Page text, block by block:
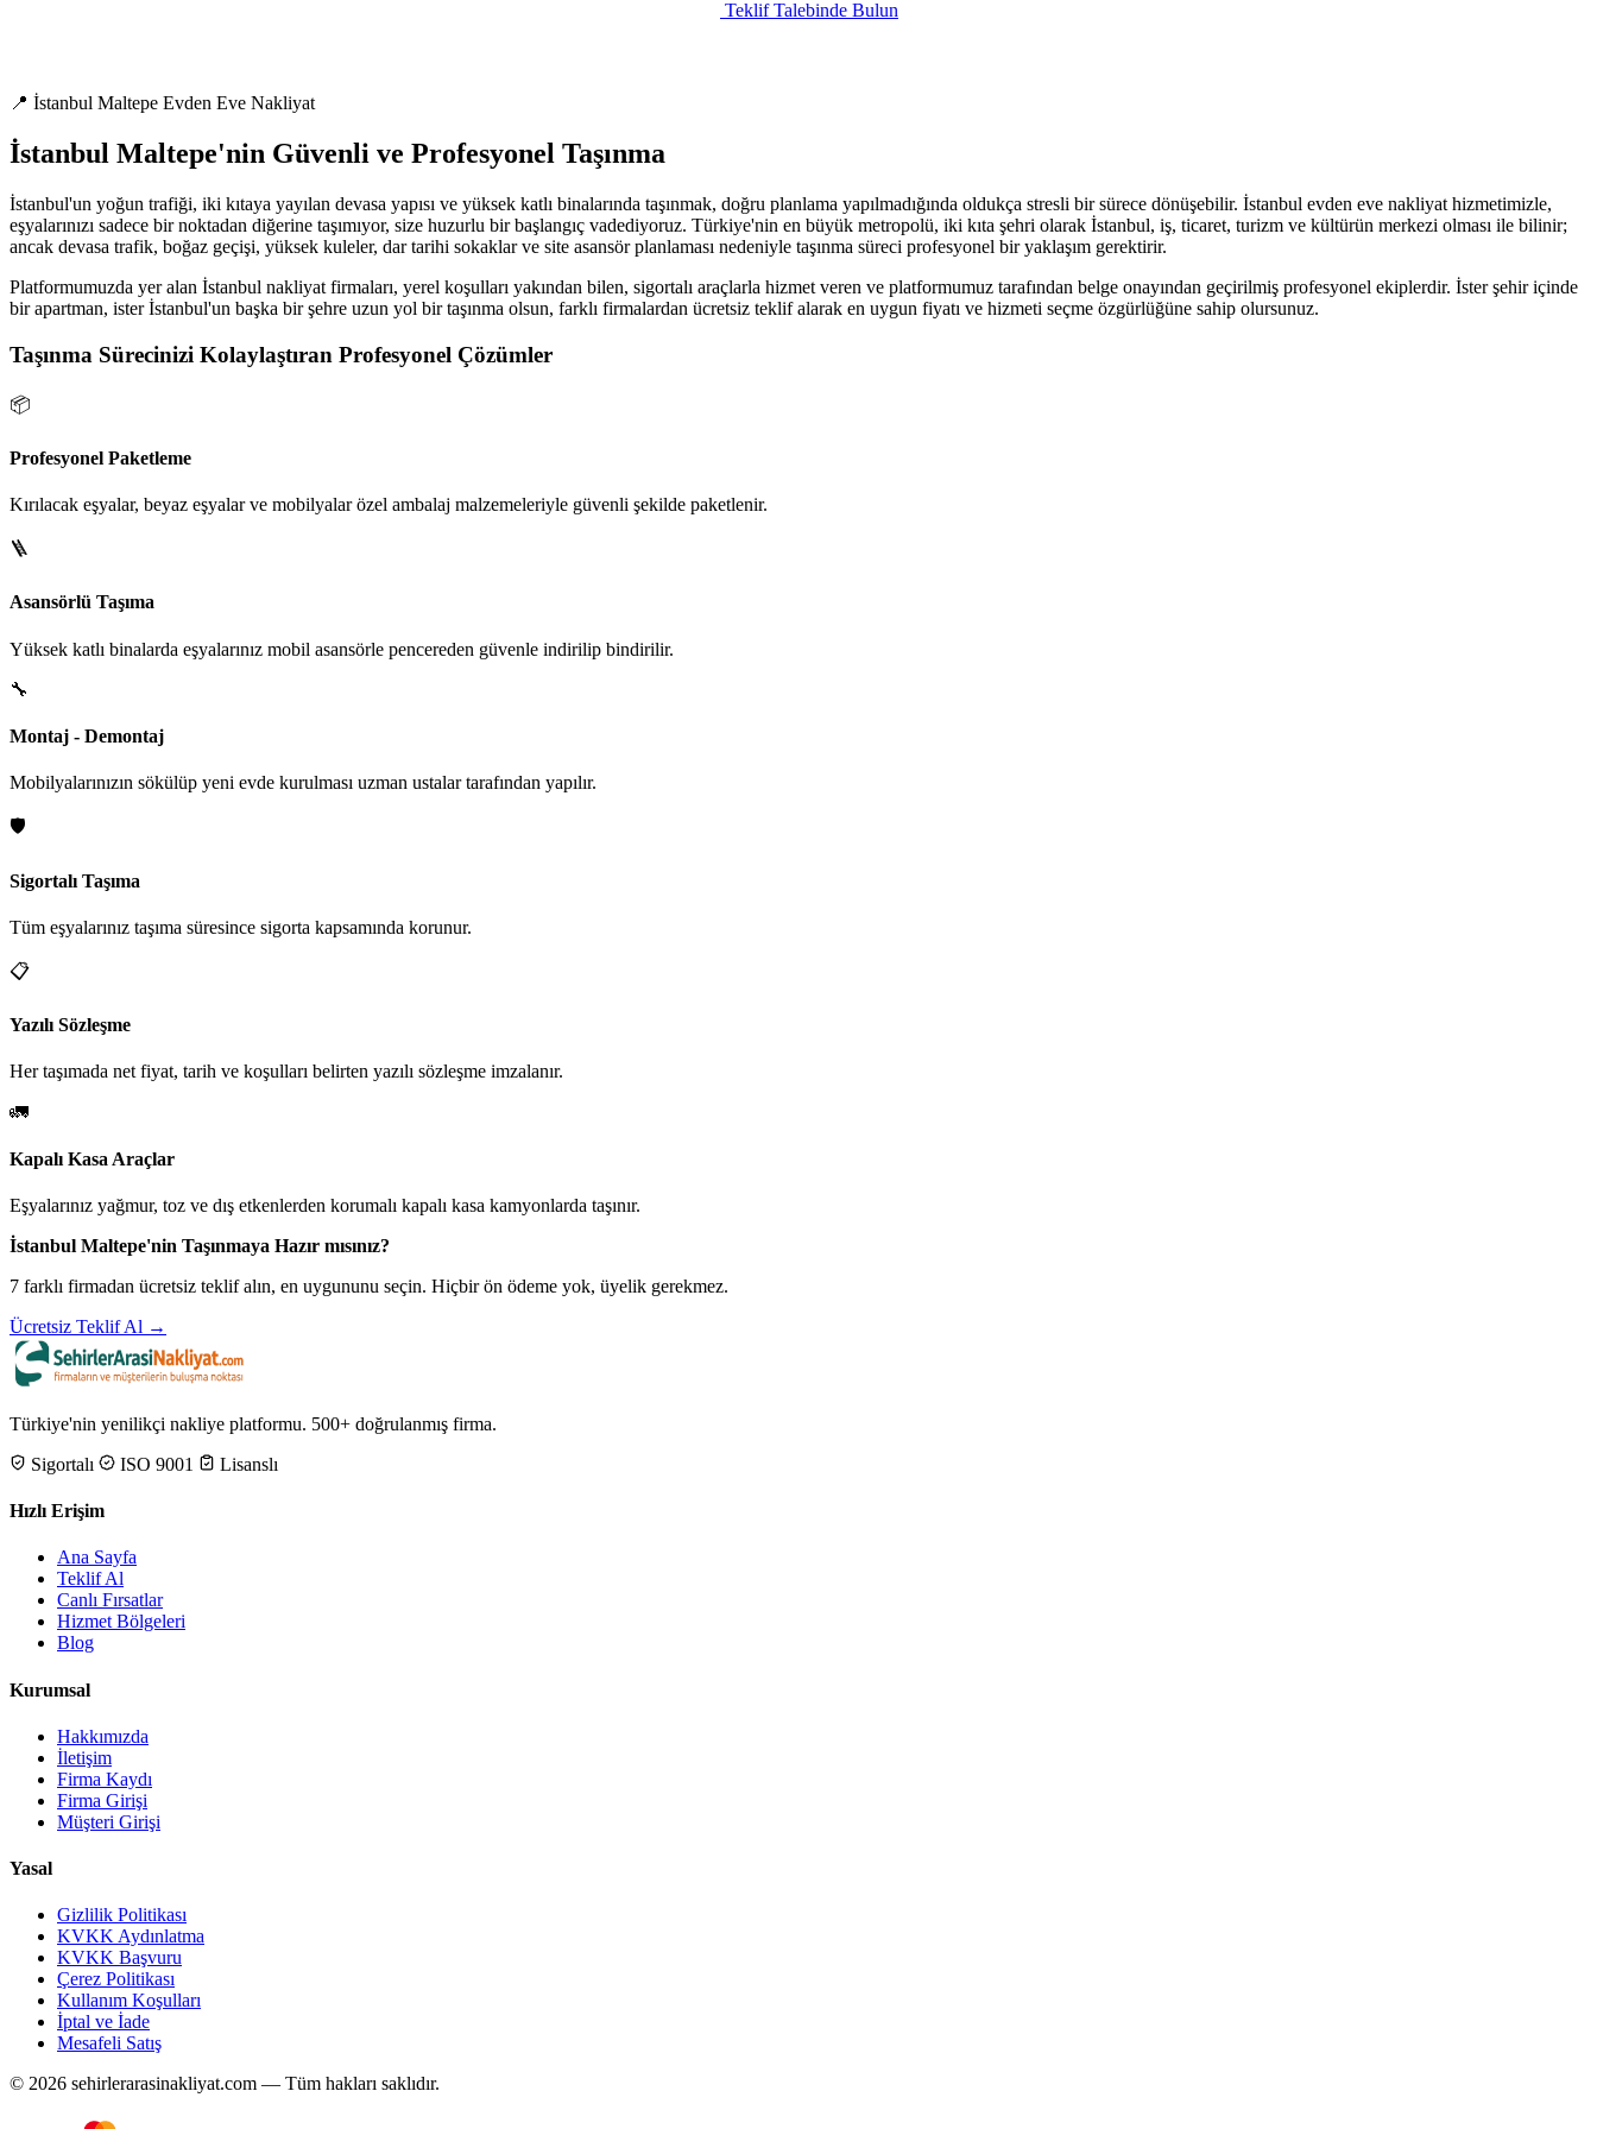
Teklif Talebinde Bulun
📍 İstanbul Maltepe Evden Eve Nakliyat
İstanbul Maltepe'nin Güvenli ve Profesyonel Taşınma
İstanbul'un yoğun trafiği, iki kıtaya yayılan devasa yapısı ve yüksek katlı binalarında taşınmak, doğru planlama yapılmadığında oldukça stresli bir sürece dönüşebilir. İstanbul evden eve nakliyat hizmetimizle,
eşyalarınızı sadece bir noktadan diğerine taşımıyor, size huzurlu bir başlangıç vadediyoruz. Türkiye'nin en büyük metropolü, iki kıta şehri olarak İstanbul, iş, ticaret, turizm ve kültürün merkezi olması ile bilinir;
ancak devasa trafik, boğaz geçişi, yüksek kuleler, dar tarihi sokaklar ve site asansör planlaması nedeniyle taşınma süreci profesyonel bir yaklaşım gerektirir.
Platformumuzda yer alan İstanbul nakliyat firmaları, yerel koşulları yakından bilen, sigortalı araçlarla hizmet veren ve platformumuz tarafından belge onayından geçirilmiş profesyonel ekiplerdir. İster şehir içinde
bir apartman, ister İstanbul'un başka bir şehre uzun yol bir taşınma olsun, farklı firmalardan ücretsiz teklif alarak en uygun fiyatı ve hizmeti seçme özgürlüğüne sahip olursunuz.
Taşınma Sürecinizi Kolaylaştıran Profesyonel Çözümler
📦
Profesyonel Paketleme
Kırılacak eşyalar, beyaz eşyalar ve mobilyalar özel ambalaj malzemeleriyle güvenli şekilde paketlenir.
🪜
Asansörlü Taşıma
Yüksek katlı binalarda eşyalarınız mobil asansörle pencereden güvenle indirilip bindirilir.
🔧
Montaj - Demontaj
Mobilyalarınızın sökülüp yeni evde kurulması uzman ustalar tarafından yapılır.
🛡️
Sigortalı Taşıma
Tüm eşyalarınız taşıma süresince sigorta kapsamında korunur.
📋
Yazılı Sözleşme
Her taşımada net fiyat, tarih ve koşulları belirten yazılı sözleşme imzalanır.
🚛
Kapalı Kasa Araçlar
Eşyalarınız yağmur, toz ve dış etkenlerden korumalı kapalı kasa kamyonlarda taşınır.
İstanbul Maltepe'nin Taşınmaya Hazır mısınız?
7 farklı firmadan ücretsiz teklif alın, en uygununu seçin. Hiçbir ön ödeme yok, üyelik gerekmez.
Ücretsiz Teklif Al →
Türkiye'nin yenilikçi nakliye platformu. 500+ doğrulanmış firma.
Sigortalı
ISO 9001 Lisanslı
Hızlı Erişim
Ana Sayfa
Teklif Al
Canlı Fırsatlar
Hizmet Bölgeleri
Blog
Kurumsal
Hakkımızda
İletişim
Firma Kaydı
Firma Girişi
Müşteri Girişi
Yasal
Gizlilik Politikası
KVKK Aydınlatma
KVKK Başvuru
Çerez Politikası
Kullanım Koşulları
İptal ve İade
Mesafeli Satış
© 2026 sehirlerarasinakliyat.com — Tüm hakları saklıdır.